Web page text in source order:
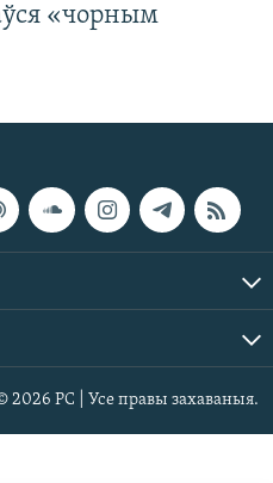
«чорным
2026 РС | Усе правы захаваныя.